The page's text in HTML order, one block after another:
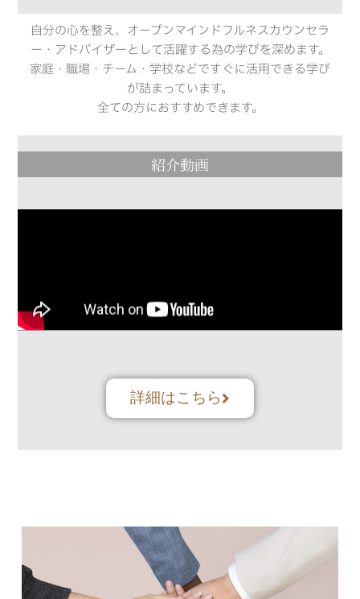
自分の心を整え、オープンマインドフルネスカウンセラ
ー・アドバイザーとして活躍する為の学びを深めます。
家庭・職場・チーム・学校などですぐに活用できる学び
が詰まっています。
全ての方におすすめできます。
紹介動画
詳細はこちら